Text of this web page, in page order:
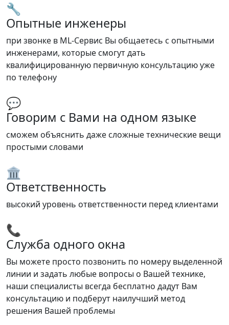
🔧
Опытные инженеры
при звонке в ML-Сервис Вы общаетесь с опытными
инженерами, которые смогут дать
квалифицированную первичную консультацию уже
по телефону
💬
Говорим с Вами на одном языке
сможем объяснить даже сложные технические вещи
простыми словами
🏛️
Ответственность
высокий уровень ответственности перед клиентами
📞
Служба одного окна
Вы можете просто позвонить по номеру выделенной
линии и задать любые вопросы о Вашей технике,
наши специалисты всегда бесплатно дадут Вам
консультацию и подберут наилучший метод
решения Вашей проблемы